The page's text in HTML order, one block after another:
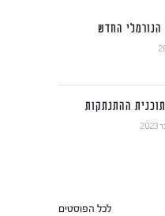
החדש
ההתנתקות
לכל הפוסטים